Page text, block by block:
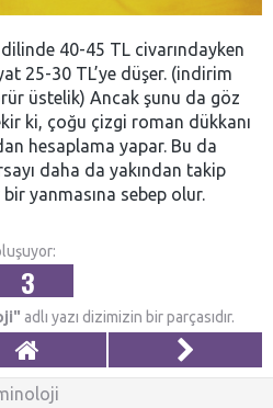
40-45 TL civarındayken
25-30 TL’ye düşer. (indirim
üstelik) Ancak şunu da göz
ki, çoğu çizgi roman dükkanı
hesaplama yapar. Bu da
daha da yakından takip
yanmasına sebep olur.
3
adlı yazı dizimizin bir parçasıdır.